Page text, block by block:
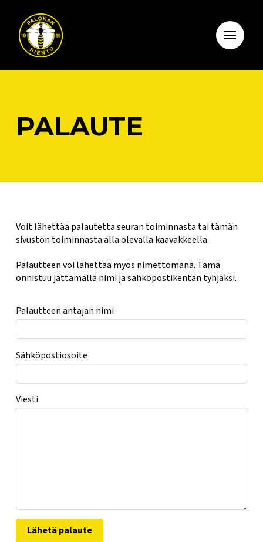
PALAUTE
Voit lähettää palautetta seuran toiminnasta tai tämän
sivuston toiminnasta alla olevalla kaavakkeella.
Palautteen voi lähettää myös nimettömänä. Tämä
onnistuu jättämällä nimi ja sähköpostikentän tyhjäksi.
Palautteen antajan nimi
Sähköpostiosoite
Viesti